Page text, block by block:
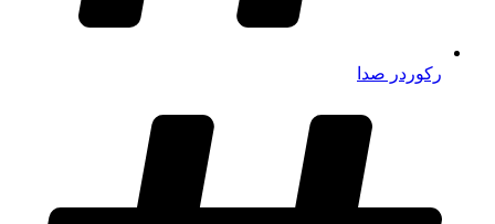
رکوردر صدا